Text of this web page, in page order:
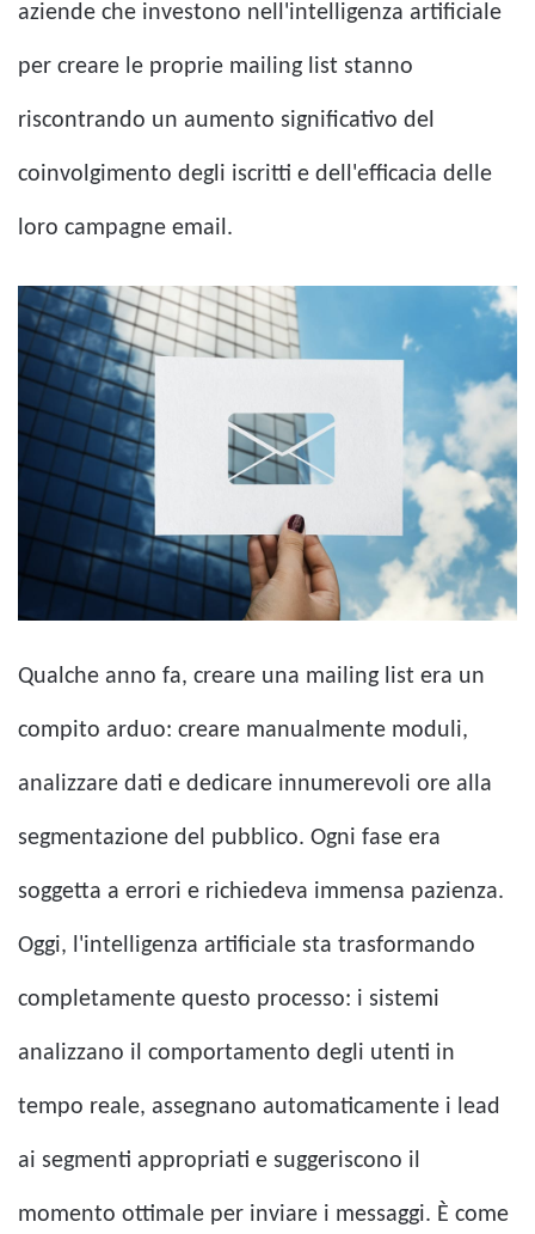
aziende che investono nell'intelligenza artificiale
per creare le proprie mailing list stanno
riscontrando un aumento significativo del
coinvolgimento degli iscritti e dell'efficacia delle
loro campagne email.
Qualche anno fa, creare una mailing list era un
compito arduo: creare manualmente moduli,
analizzare dati e dedicare innumerevoli ore alla
segmentazione del pubblico. Ogni fase era
soggetta a errori e richiedeva immensa pazienza.
Oggi, l'intelligenza artificiale sta trasformando
completamente questo processo: i sistemi
analizzano il comportamento degli utenti in
tempo reale, assegnano automaticamente i lead
ai segmenti appropriati e suggeriscono il
momento ottimale per inviare i messaggi. È come